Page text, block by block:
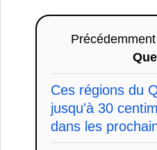
Ces régions du
jusqu'à 30
dans les